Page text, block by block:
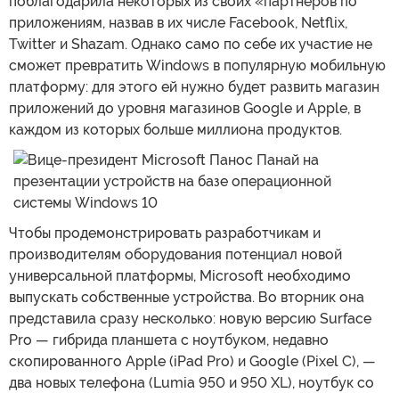
приложениям, назвав в их числе Facebook, Netflix,
Twitter и Shazam. Однако само по себе их участие не
сможет превратить Windows в популярную мобильную
платформу: для этого ей нужно будет развить магазин
приложений до уровня магазинов Google и Apple, в
каждом из которых больше миллиона продуктов.
Чтобы продемонстрировать разработчикам и
производителям оборудования потенциал новой
универсальной платформы, Microsoft необходимо
выпускать собственные устройства. Во вторник она
представила сразу несколько: новую версию Surface
Pro — гибрида планшета с ноутбуком, недавно
скопированного Apple (iPad Pro) и Google (Pixel C), —
два новых телефона (Lumia 950 и 950 XL), ноутбук со